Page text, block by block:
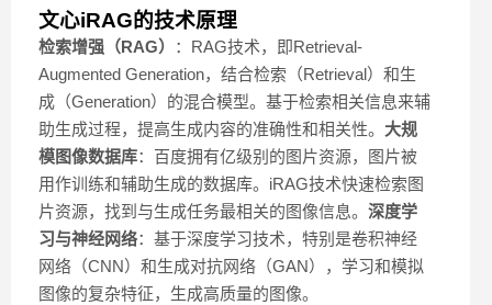
文心iRAG的技术原理
检索增强（RAG）
：RAG技术，即Retrieval-
Augmented Generation，结合检索（Retrieval）和生
成（Generation）的混合模型。基于检索相关信息来辅
助生成过程，提高生成内容的准确性和相关性。 大规
模图像数据库：百度拥有亿级别的图片资源，图片被
用作训练和辅助生成的数据库。iRAG技术快速检索图
片资源，找到与生成任务最相关的图像信息。 深度学
习与神经网络：基于深度学习技术，特别是卷积神经
网络（CNN）和生成对抗网络（GAN），学习和模拟
图像的复杂特征，生成高质量的图像。